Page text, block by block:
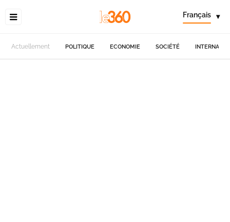
Français ▾
Actuellement POLITIQUE ECONOMIE SOCIÉTÉ